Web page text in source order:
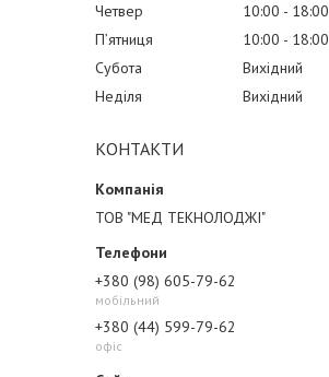
Четвер
10:00
18:00
Пʼятниця
10:00
18:00
Субота
Вихідний
Неділя
Вихідний
КОНТАКТИ
ТОВ "МЕД ТЕКНОЛОДЖІ"
+380 (98) 605-79-62
мобільний
+380 (44) 599-79-62
офіс